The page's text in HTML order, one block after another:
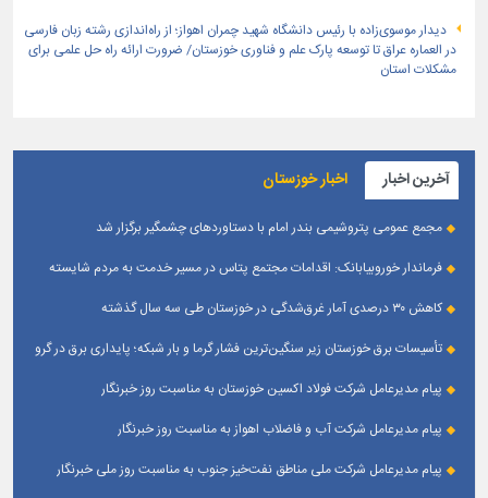
دیدار موسوی‌زاده با رئیس دانشگاه شهید چمران اهواز؛ از راه‌اندازی رشته زبان فارسی
در العماره عراق تا توسعه پارک علم و فناوری خوزستان/ ضرورت ارائه راه حل علمی برای
مشکلات استان
آخرین اخبار اخبار خوزستان
مجمع عمومی پتروشیمی بندر امام با دستاوردهای چشمگیر برگزار شد
فرماندار خوروبیابانک: اقدامات مجتمع پتاس در مسیر خدمت به مردم شایسته
کاهش ۳۰ درصدی آمار غرق‌شدگی در خوزستان طی سه سال گذشته
تأسیسات برق خوزستان زیر سنگین‌ترین فشار گرما و بار شبکه؛ پایداری برق در گرو
پیام مدیرعامل شرکت فولاد اکسین خوزستان به مناسبت روز خبرنگار
پیام مدیرعامل شرکت آب و فاضلاب اهواز به مناسبت روز خبرنگار
پیام مدیرعامل شركت ملی مناطق نفت‌خیز جنوب به مناسبت روز ملی خبرنگار